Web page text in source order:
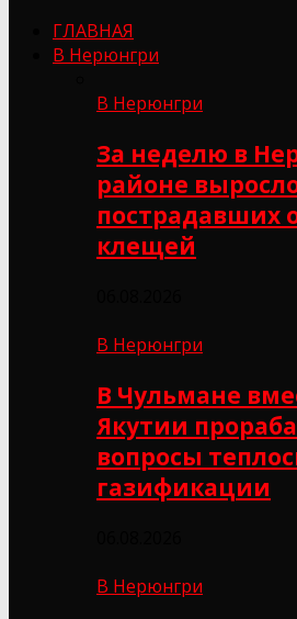
ГЛАВНАЯ
В Нерюнгри
В Нерюнгри
За неделю в
районе
пострадавших
клещей
В Нерюнгри
В Чульмане
Якутии
вопросы
газификации
В Нерюнгри